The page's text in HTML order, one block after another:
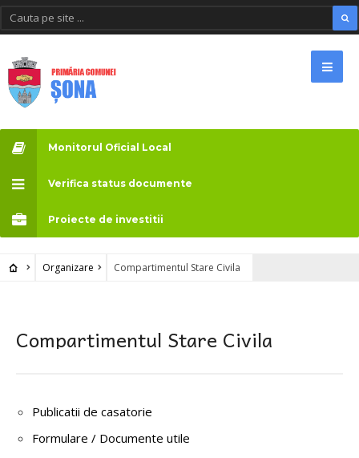
Monitorul Oficial Local
Verifica status documente
Proiecte de investitii
Organizare Compartimentul Stare Civila
Compartimentul Stare Civila
Publicatii de casatorie
Formulare / Documente utile